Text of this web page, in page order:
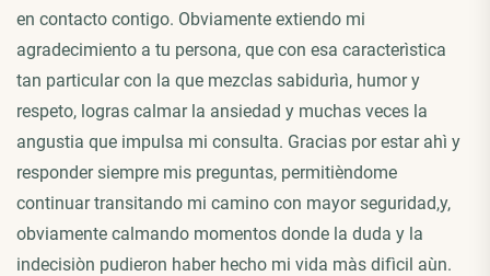
en contacto contigo. Obviamente extiendo mi
agradecimiento a tu persona, que con esa caracterìstica
tan particular con la que mezclas sabidurìa, humor y
respeto, logras calmar la ansiedad y muchas veces la
angustia que impulsa mi consulta. Gracias por estar ahì y
responder siempre mis preguntas, permitièndome
continuar transitando mi camino con mayor seguridad,y,
obviamente calmando momentos donde la duda y la
indecisiòn pudieron haber hecho mi vida màs difìcil aùn.